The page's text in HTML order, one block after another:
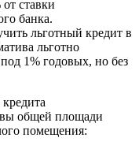
ставки
банка.
льготный кредит в
льготно
1% годовых, но без
общей площади
помещения: